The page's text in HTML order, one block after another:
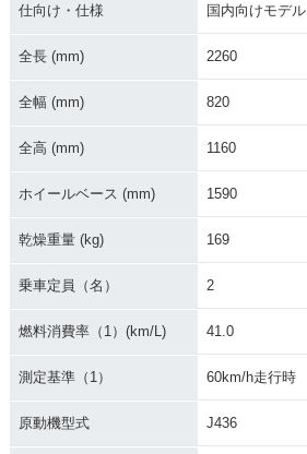
別・限定仕様
仕向け・仕様 国内向けモデル
全長 (mm) 2260
全幅 (mm) 820
全高 (mm) 1160
ホイールベース (mm) 1590
乾燥重量 (kg) 169
乗車定員（名） 2
燃料消費率（1）(km/L) 41.0
測定基準（1） 60km/h走行時
原動機型式 J436